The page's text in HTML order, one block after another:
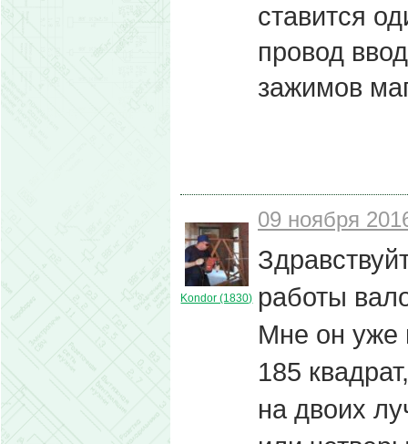
ставится
провод
зажимов
Kondor (1830)
09 ноября
работы
Мне он уже
185
на двоих